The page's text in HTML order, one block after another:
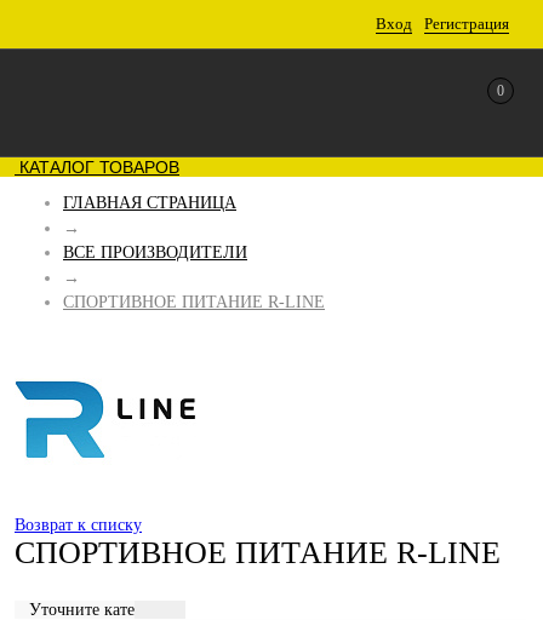
Вход Регистрация
0
КАТАЛОГ ТОВАРОВ
ГЛАВНАЯ СТРАНИЦА
→
ВСЕ ПРОИЗВОДИТЕЛИ
→
СПОРТИВНОЕ ПИТАНИЕ R-LINE
Возврат к списку
СПОРТИВНОЕ ПИТАНИЕ R-LINE
Уточните категорию: